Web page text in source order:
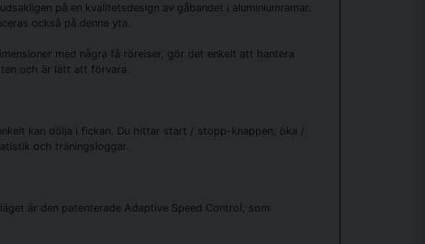
på en kvalitetsdesign av gåbandet i aluminiumramar.
också på denna yta.
med några få rörelser, gör det enkelt att hantera
och är lätt att förvara.
kan dölja i fickan. Du hittar start / stopp-knappen, öka /
och träningsloggar.
är den patenterade Adaptive Speed ​​Control, som